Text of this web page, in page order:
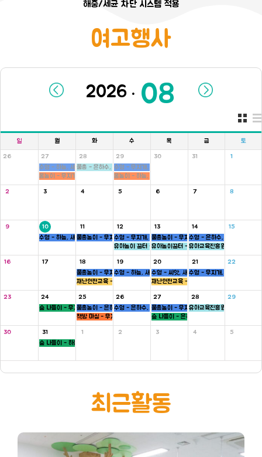
해충/세균 차단 시스템 적용
여고행사
.
일 월 화 수 목 금 토
26
27
수영 - 하늘, 새싹반
몸놀이 - 무지개, 씨앗반
28
물총 - 은하수, 새싹, 병아리반
29
수영 - 무지개, 씨앗반
몸놀이 - 하늘, 새싹반
30 31 1
2 3 4 5 6 7 8
9
10
수영 - 하늘, 새싹반
11
물총놀이 - 무지개, 새싹, 병아리반
12
수영 - 무지개, 씨앗반
유아놀이 꿈터 - 은하수, 하늘반
13
물총놀이 - 무지개, 씨앗, 하늘반
유아놀이꿈터 - 무지개반
14
수영 - 은하수, 병아리반
유아교육진흥원 - 씨앗반
15
16 17
18
물총놀이 - 무지개, 새싹, 병아리반
재난안전교육 - 5세
19
수영 - 하늘, 새싹반
20
수영 - 씨앗, 새싹반
재난안전교육 - 5세
21
수영 - 무지개, 씨앗반
22
23
24
숲 나들이 - 무지개, 씨앗반
25
물총놀이 - 은하수, 새싹, 병아리반
책방 마실 - 무지개 ,하늘반
26
수영 - 은하수, 병아리반
27
물총놀이 - 무지개, 씨앗, 하늘반
숲 나들이 - 은하수, 병아리반
28
유아교육진흥원 - 새싹반
29
30
31
숲 나들이 - 하늘, 새싹반
1 2 3 4 5
최근활동